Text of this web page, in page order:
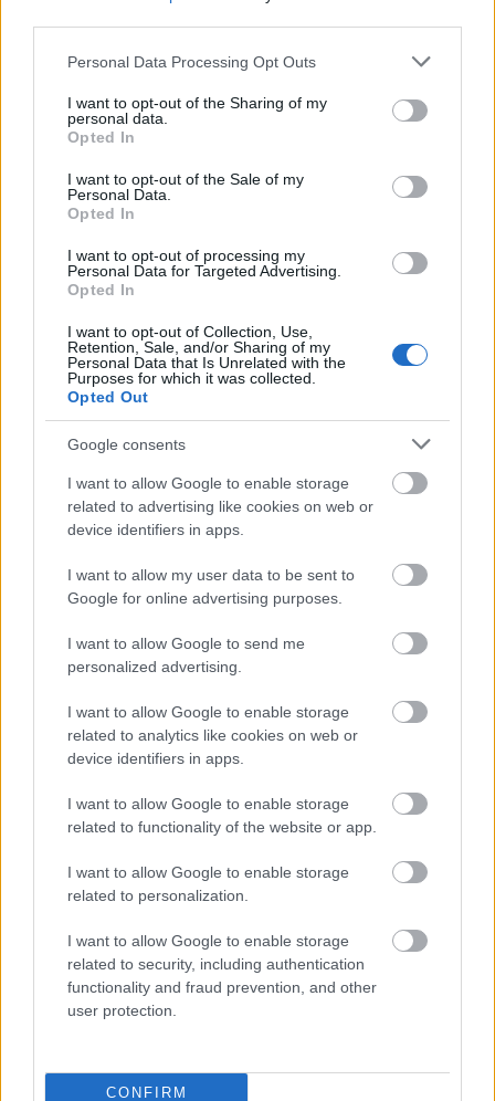
Please note that this website/app uses one or more Google
not limited to your visit or usage behaviour. You may click to
grant or deny consent to Google and its third-party tags to
use your data for below specified purposes in below Google
consent section.
Personal Data Processing Opt Outs
I want to opt-out of the Sharing of my
personal data.
Opted In
I want to opt-out of the Sale of my
Personal Data.
Opted In
I want to opt-out of processing my
Personal Data for Targeted Advertising.
Opted In
I want to opt-out of Collection, Use,
Retention, Sale, and/or Sharing of my
Personal Data that Is Unrelated with the
Purposes for which it was collected.
Opted Out
Google consents
I want to allow Google to enable storage
related to advertising like cookies on web or
device identifiers in apps.
I want to allow my user data to be sent to
Google for online advertising purposes.
I want to allow Google to send me
personalized advertising.
I want to allow Google to enable storage
related to analytics like cookies on web or
device identifiers in apps.
I want to allow Google to enable storage
related to functionality of the website or app.
I want to allow Google to enable storage
related to personalization.
I want to allow Google to enable storage
related to security, including authentication
functionality and fraud prevention, and other
user protection.
CONFIRM
Flórián téri felüljárón
AJÁNLJUK MÉG
Paks II.: Mit jelent az 5. blokk új mérföldköve a
felülvizsgálat árnyékában?
Fáklyafényben tárul fel Székesfehérvár történelmi
belvárosa
Helyi hírek